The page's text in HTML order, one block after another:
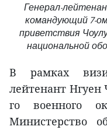
Генерал-
командующий 7-
приветствия
национальной
В рамках
лейтенант Нгуен
го военного
Министерство